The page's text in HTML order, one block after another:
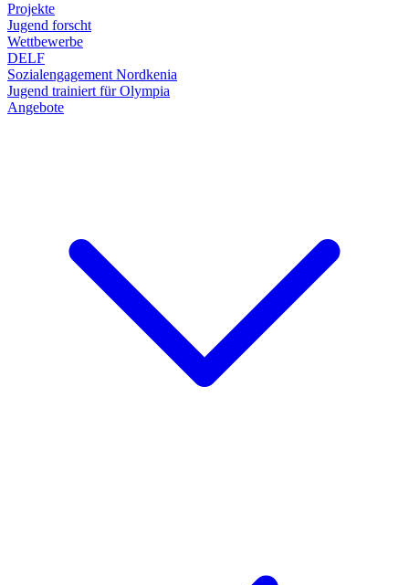
Projekte
Jugend forscht
Wettbewerbe
DELF
Sozialengagement Nordkenia
Jugend trainiert für Olympia
Angebote